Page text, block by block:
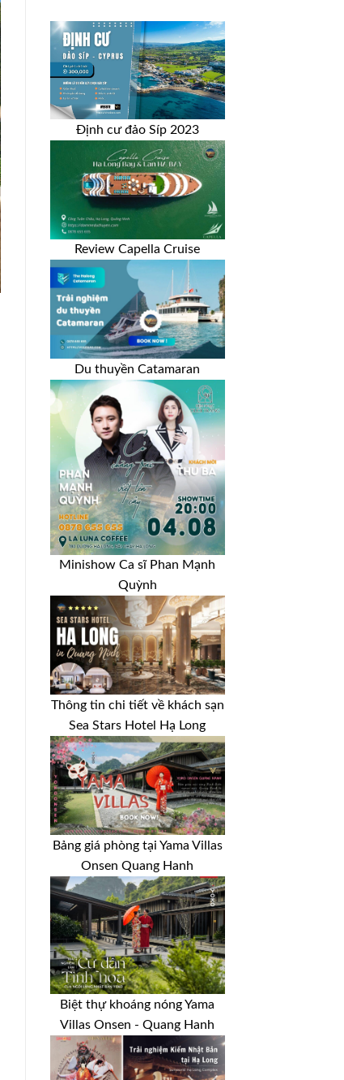
Định cư đảo Síp 2023
Review Capella Cruise
Du thuyền Catamaran
Minishow Ca sĩ Phan Mạnh
Quỳnh
Thông tin chi tiết về khách sạn
Sea Stars Hotel Hạ Long
Bảng giá phòng tại Yama Villas
Onsen Quang Hanh
Biệt thự khoáng nóng Yama
Villas Onsen - Quang Hanh